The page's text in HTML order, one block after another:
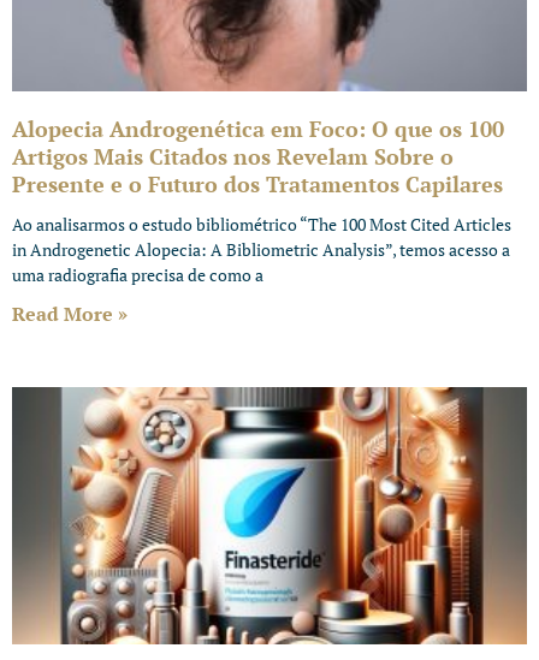
Alopecia Androgenética em Foco: O que os 100
Artigos Mais Citados nos Revelam Sobre o
Presente e o Futuro dos Tratamentos Capilares
Ao analisarmos o estudo bibliométrico “The 100 Most Cited Articles
in Androgenetic Alopecia: A Bibliometric Analysis”, temos acesso a
uma radiografia precisa de como a
Read More »